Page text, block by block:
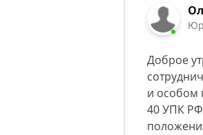
Доброе
и особом
40 УПК РФ